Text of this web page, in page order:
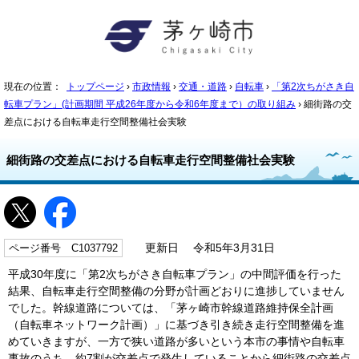
現在の位置： トップページ › 市政情報 › 交通・道路 › 自転車 ›
「第2次ちがさき自
転車プラン」(計画期間 平成26年度から令和6年度まで）の取り組み › 細街路の交
差点における自転車走行空間整備社会実験
細街路の交差点における自転車走行空間整備社会実験
ページ番号 C1037792 更新日 令和5年3月31日
平成30年度に「第2次ちがさき自転車プラン」の中間評価を行った
結果、自転車走行空間整備の分野が計画どおりに進捗していません
でした。幹線道路については、「茅ヶ崎市幹線道路維持保全計画
（自転車ネットワーク計画）」に基づき引き続き走行空間整備を進
めていきますが、一方で狭い道路が多いという本市の事情や自転車